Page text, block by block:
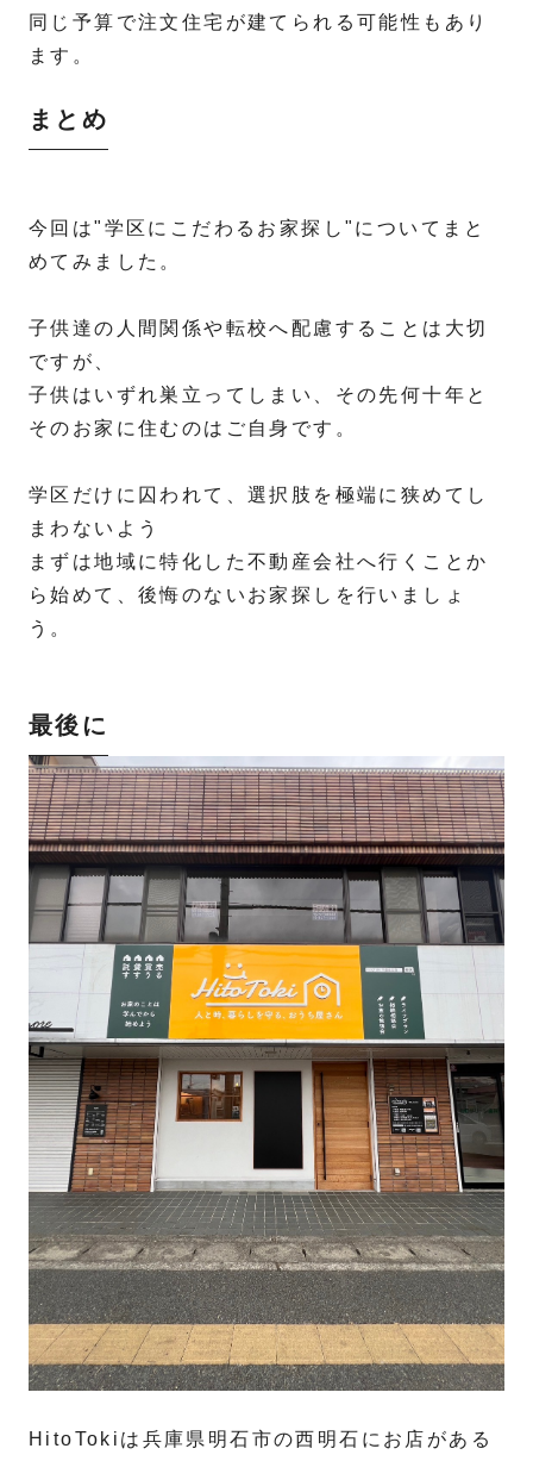
同じ予算で注文住宅が建てられる可能性もあり
ます。
まとめ
今回は"学区にこだわるお家探し"についてまと
めてみました。
子供達の人間関係や転校へ配慮することは大切
ですが、
子供はいずれ巣立ってしまい、その先何十年と
そのお家に住むのはご自身です。
学区だけに囚われて、選択肢を極端に狭めてし
まわないよう
まずは地域に特化した不動産会社へ行くことか
ら始めて、後悔のないお家探しを行いましょ
う。
最後に
HitoTokiは兵庫県明石市の西明石にお店がある